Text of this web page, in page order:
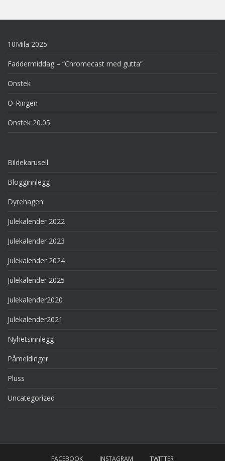
10Mila 2025
Faddermiddag – “Chromecast med gutta”
Onstek
O-Ringen
Onstek 20.05
Bildekarusell
Blogginnlegg
Dyrehagen
Julekalender 2022
Julekalender 2023
Julekalender 2024
Julekalender 2025
Julekalender2020
Julekalender2021
Nyhetsinnlegg
Påmeldinger
Pluss
Uncategorized
FACEBOOK INSTAGRAM TWITTER